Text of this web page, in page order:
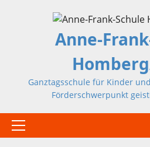
Anne-
Ganztagsschule für Kinder
Förderschwerpunkt
Primäres